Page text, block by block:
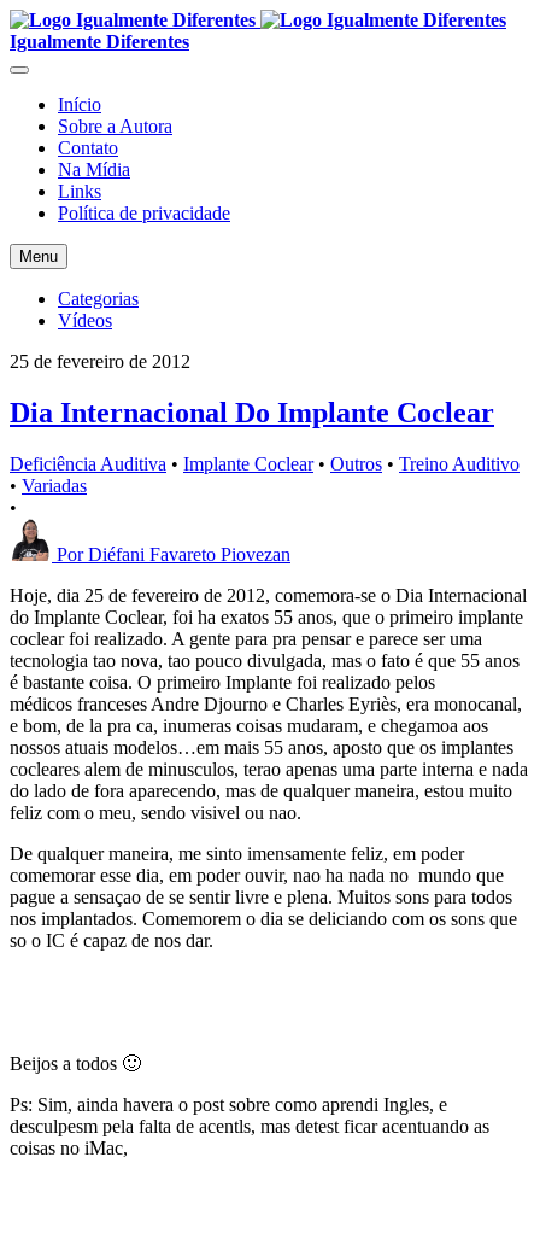
Igualmente Diferentes
Início
Sobre a Autora
Contato
Na Mídia
Links
Política de privacidade
Menu
Categorias
Vídeos
25 de fevereiro de 2012
Dia Internacional Do Implante Coclear
Deficiência Auditiva • Implante Coclear • Outros • Treino Auditivo
• Variadas
•
Por Diéfani Favareto Piovezan
Hoje, dia 25 de fevereiro de 2012, comemora-se o Dia Internacional
do Implante Coclear, foi ha exatos 55 anos, que o primeiro implante
coclear foi realizado. A gente para pra pensar e parece ser uma
tecnologia tao nova, tao pouco divulgada, mas o fato é que 55 anos
é bastante coisa. O primeiro Implante foi realizado pelos
médicos franceses Andre Djourno e Charles Eyriès, era monocanal,
e bom, de la pra ca, inumeras coisas mudaram, e chegamoa aos
nossos atuais modelos…em mais 55 anos, aposto que os implantes
cocleares alem de minusculos, terao apenas uma parte interna e nada
do lado de fora aparecendo, mas de qualquer maneira, estou muito
feliz com o meu, sendo visivel ou nao.
De qualquer maneira, me sinto imensamente feliz, em poder
comemorar esse dia, em poder ouvir, nao ha nada no mundo que
pague a sensaçao de se sentir livre e plena. Muitos sons para todos
nos implantados. Comemorem o dia se deliciando com os sons que
so o IC é capaz de nos dar.
Beijos a todos 🙂
Ps: Sim, ainda havera o post sobre como aprendi Ingles, e
desculpesm pela falta de acentls, mas detest ficar acentuando as
coisas no iMac,